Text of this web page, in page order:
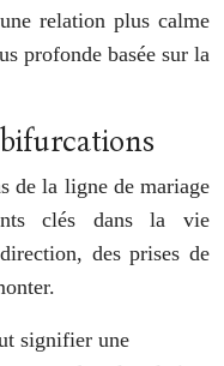
relation plus calme
profonde basée sur la
de la ligne de mariage
clés dans la vie
des prises de
signifier une